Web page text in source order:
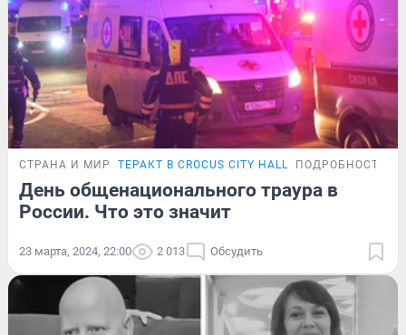
СТРАНА И МИР ТЕРАКТ В CROCUS CITY HALL ПОДРОБНОСТИ
День общенационального траура в
России. Что это значит
23 марта, 2024, 22:00 2 013 Обсудить